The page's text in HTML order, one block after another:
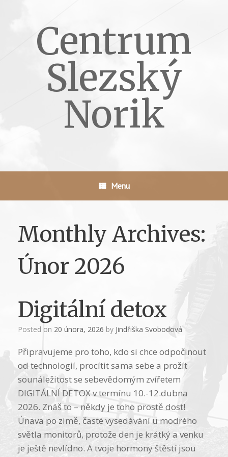
Centrum
Slezský
Norik
Menu
Monthly Archives:
Únor 2026
Digitální detox
Posted on 20 února, 2026 by Jindřiška Svobodová
Připravujeme pro toho, kdo si chce odpočinout
od technologií, procítit sama sebe a prožít
sounáležitost se sebevědomým zvířetem
DIGITÁLNÍ DETOX v termínu 10.-12.dubna
2026. Znáš to – někdy je toho prostě dost!
Únava po zimě, časté vysedávání u modrého
světla monitorů, protože den je krátký a venku
je ještě nevlídno. A tvoje hormony štěstí jsou